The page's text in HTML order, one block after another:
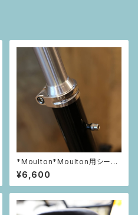
*Moulton*Moulton用シート
ポストシム
¥6,600